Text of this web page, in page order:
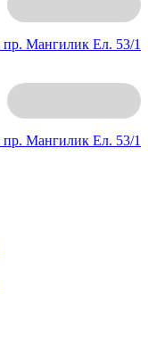
пр. Мангилик Ел. 53/1
пр. Мангилик Ел. 53/1